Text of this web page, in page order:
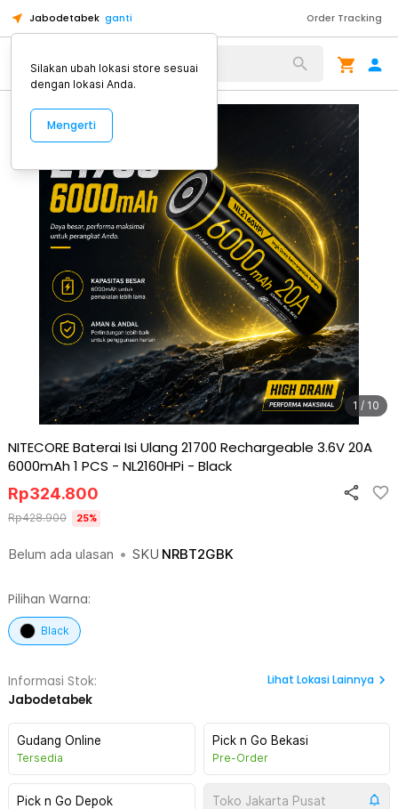
Jabodetabek ganti Order Tracking
Alat Kopi
1 / 10
NITECORE Baterai Isi Ulang 21700 Rechargeable 3.6V 20A
6000mAh 1 PCS - NL2160HPi - Black
Belum ada ulasan • SKU NRBT2GBK
Rp324.800
Rp428.900 25%
Pilihan Warna:
Black
Informasi Stok:
Jabodetabek
Lihat Lokasi Lainnya
Gudang Online
Tersedia
Pick n Go Bekasi
Pre-Order
Pick n Go Depok Toko Jakarta Pusat
Silakan ubah lokasi store sesuai
dengan lokasi Anda.
Mengerti